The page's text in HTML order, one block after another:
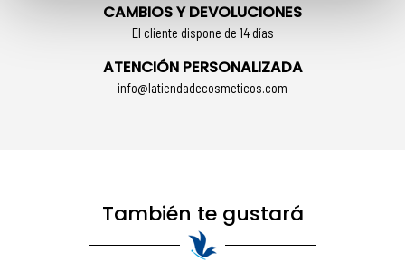
CAMBIOS Y DEVOLUCIONES
El cliente dispone de 14 días
ATENCIÓN PERSONALIZADA
info@latiendadecosmeticos.com
También te gustará